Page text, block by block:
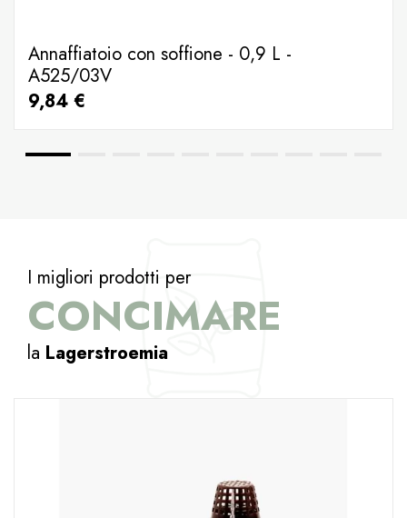
Annaffiatoio con soffione - 0,9 L -
A525/03V
9,84 €
I migliori prodotti per
CONCIMARE
la Lagerstroemia